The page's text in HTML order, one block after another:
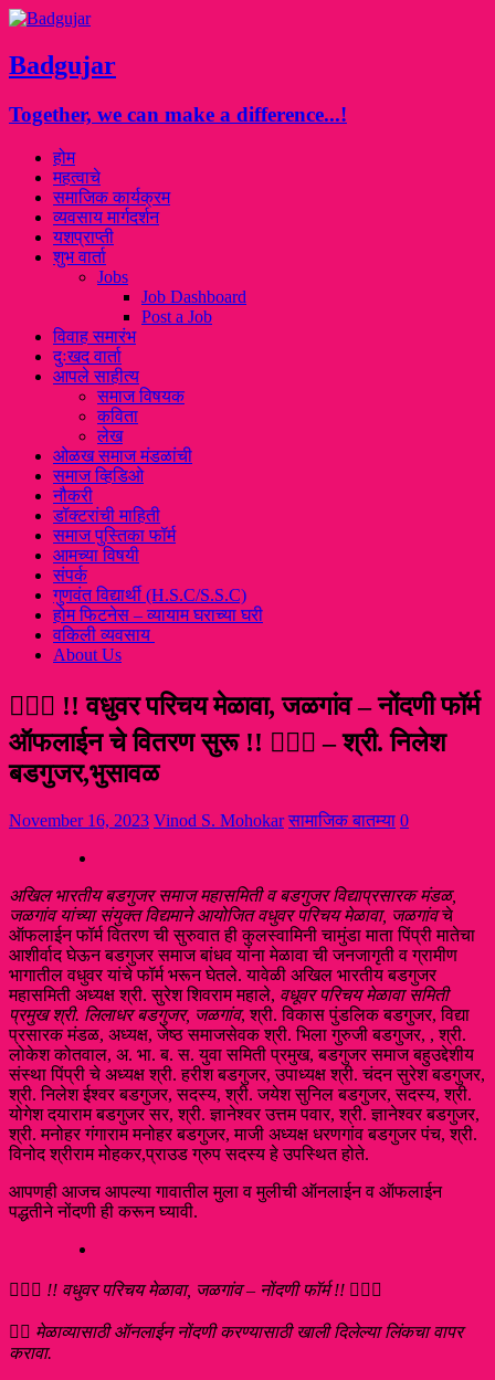
Badgujar
Together, we can make a difference...!
होम
महत्वाचे
समाजिक कार्यक्रम
व्यवसाय मार्गदर्शन
यशप्राप्ती
शुभ वार्ता
Jobs
Job Dashboard
Post a Job
विवाह समारंभ
दुःखद वार्ता
आपले साहीत्य
समाज विषयक
कविता
लेख
ओळख समाज मंडळांची
समाज व्हिडिओ
नौकरी
डॉक्टरांची माहिती
समाज पुस्तिका फॉर्म
आमच्या विषयी
संपर्क
गुणवंत विद्यार्थी (H.S.C/S.S.C)
होम फिटनेस – व्यायाम घराच्या घरी
वकिली व्यवसाय
About Us
👩‍❤️‍👨 !! वधुवर परिचय मेळावा, जळगांव – नोंदणी फॉर्म
ऑफलाईन चे वितरण सुरू !! 👩‍❤️‍👨 – श्री. निलेश
बडगुजर,भुसावळ
November 16, 2023 Vinod S. Mohokar सामाजिक बातम्या 0
अखिल भारतीय बडगुजर समाज महासमिती व बडगुजर विद्याप्रसारक मंडळ,
जळगांव यांच्या संयुक्त विद्यमाने आयोजित वधुवर परिचय मेळावा, जळगांवचे
ऑफलाईन फॉर्म वितरण ची सुरुवात ही कुलस्वामिनी चामुंडा माता पिंप्री मातेचा
आशीर्वाद घेऊन बडगुजर समाज बांधव यांना मेळावा ची जनजागृती व ग्रामीण
भागातील वधुवर यांचे फॉर्म भरून घेतले. यावेळी अखिल भारतीय बडगुजर
महासमिती अध्यक्ष श्री. सुरेश शिवराम महाले, वधूवर परिचय मेळावा समिती
प्रमुख श्री. लिलाधर बडगुजर, जळगांव, श्री. विकास पुंडलिक बडगुजर, विद्या
प्रसारक मंडळ, अध्यक्ष, जेष्ठ समाजसेवक श्री. भिला गुरुजी बडगुजर, , श्री.
लोकेश कोतवाल, अ. भा. ब. स. युवा समिती प्रमुख, बडगुजर समाज बहुउद्देशीय
संस्था पिंप्री चे अध्यक्ष श्री. हरीश बडगुजर, उपाध्यक्ष श्री. चंदन सुरेश बडगुजर,
श्री. निलेश ईश्वर बडगुजर, सदस्य, श्री. जयेश सुनिल बडगुजर, सदस्य, श्री.
योगेश दयाराम बडगुजर सर, श्री. ज्ञानेश्वर उत्तम पवार, श्री. ज्ञानेश्वर बडगुजर,
श्री. मनोहर गंगाराम मनोहर बडगुजर, माजी अध्यक्ष धरणगांव बडगुजर पंच, श्री.
विनोद श्रीराम मोहकर,प्राउड ग्रुप सदस्य हे उपस्थित होते.
आपणही आजच आपल्या गावातील मुला व मुलीची ऑनलाईन व ऑफलाईन
पद्धतीने नोंदणी ही करून घ्यावी.
👩‍❤️‍👨 !! वधुवर परिचय मेळावा, जळगांव – नोंदणी फॉर्म !! 👩‍❤️‍👨
👉🏻 मेळाव्यासाठी ऑनलाईन नोंदणी करण्यासाठी खाली दिलेल्या लिंकचा वापर
करावा.